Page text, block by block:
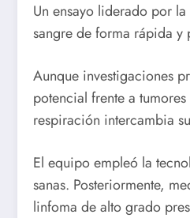
Un ensayo liderado por
sangre de forma rápida y
Aunque investigaciones
potencial frente a
respiración intercambia
El equipo empleó la
sanas. Posteriormente,
linfoma de alto grado